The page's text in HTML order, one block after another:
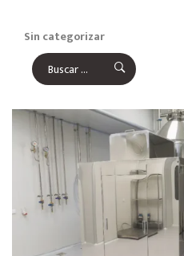
Sin categorizar